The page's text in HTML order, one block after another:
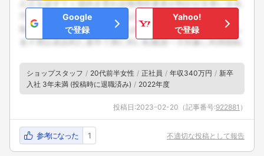
Google
で登録
Yahoo!
で登録
ショップスタッフ 20代前半女性 正社員 年収340万円
新卒
入社 3年未満 (投稿時に退職済み)
2022年度
投稿日:2023-02-20 （記事番号:922881 ）
参考になった 1 不適切な投稿として報告